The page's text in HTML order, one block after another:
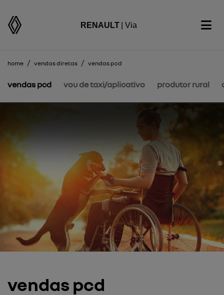
RENAULT | Via
home vendas diretas vendas pcd
vendas pcd vou de taxi/aplicativo produtor rural
vendas pcd